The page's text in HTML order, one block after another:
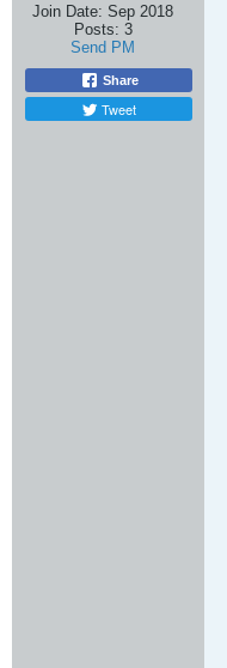
Join Date: Sep 2018
Posts: 3
Send PM
Share
Tweet